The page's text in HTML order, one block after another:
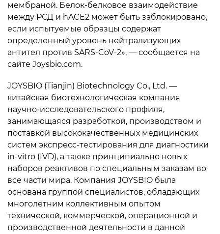
мембраной. Белок-белковое взаимодействие
между РСД и hACE2 может быть заблокировано,
если испытуемые образцы содержат
определенный уровень нейтрализующих
антител против SARS-CoV-2», — сообщается на
сайте Joysbio.com.
JOYSBIO (Tianjin) Biotechnology Co., Ltd. —
китайская биотехнологическая компания
научно-исследовательского профиля,
занимающаяся разработкой, производством и
поставкой высококачественных медицинских
систем экспресс-тестирования для диагностики
in-vitro (IVD), а также принципиально новых
наборов реактивов по специальным заказам во
все части мира. Компания JOYSBIO была
основана группой специалистов, обладающих
многолетним коллективным опытом
технической, коммерческой, операционной и
производственной деятельности в данной